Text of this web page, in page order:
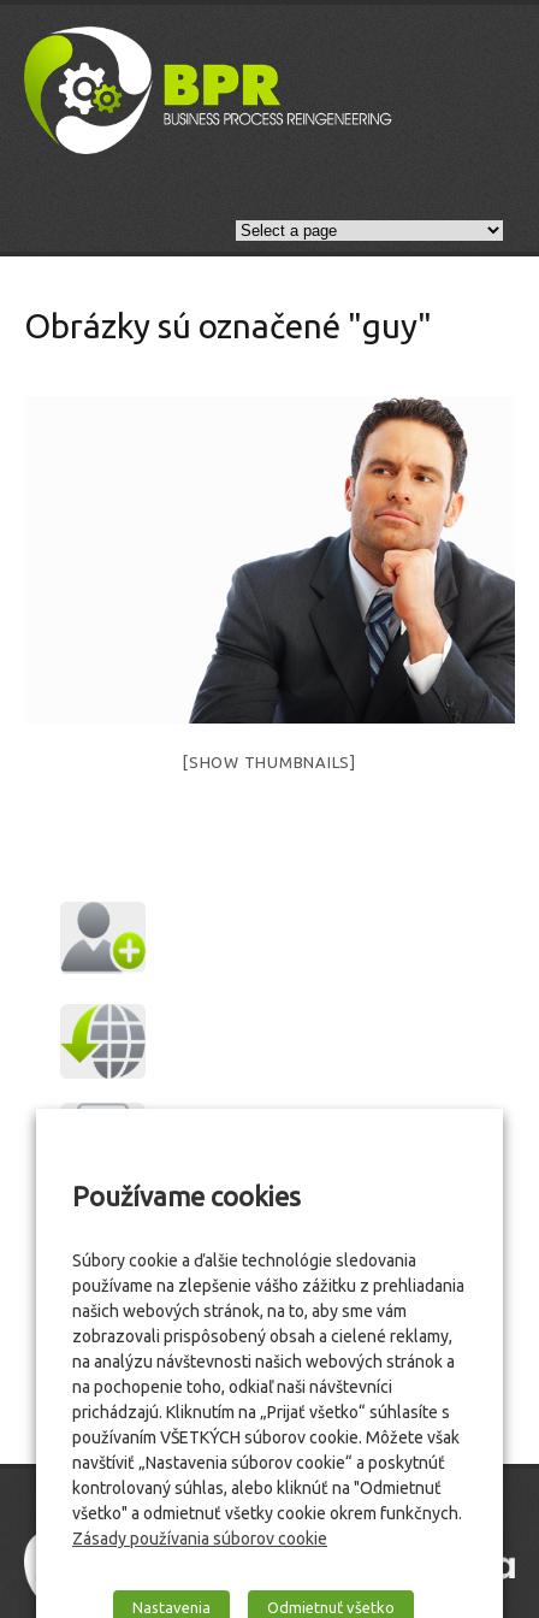
Obrázky sú označené "guy"
[SHOW THUMBNAILS]
Používame cookies
Súbory cookie a ďalšie technológie sledovania
používame na zlepšenie vášho zážitku z prehliadania
našich webových stránok, na to, aby sme vám
zobrazovali prispôsobený obsah a cielené reklamy,
na analýzu návštevnosti našich webových stránok a
na pochopenie toho, odkiaľ naši návštevníci
prichádzajú. Kliknutím na „Prijať všetko“ súhlasíte s
používaním VŠETKÝCH súborov cookie. Môžete však
navštíviť „Nastavenia súborov cookie“ a poskytnúť
kontrolovaný súhlas, alebo kliknúť na "Odmietnuť
všetko" a odmietnuť všetky cookie okrem funkčnych.
Zásady používania súborov cookie
Nastavenia Odmietnuť všetko